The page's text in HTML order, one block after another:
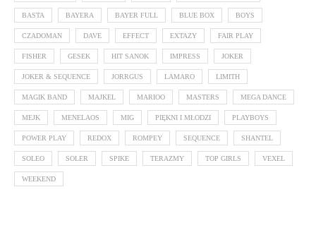
BASTA BAYERA BAYER FULL BLUE BOX BOYS
CZADOMAN DAVE EFFECT EXTAZY FAIR PLAY
FISHER GESEK HIT SANOK IMPRESS JOKER
JOKER & SEQUENCE JORRGUS LAMARO LIMITH
MAGIK BAND MAJKEL MARIOO MASTERS MEGA DANCE
MEJK MENELAOS MIG PIĘKNI I MŁODZI PLAYBOYS
POWER PLAY REDOX ROMPEY SEQUENCE SHANTEL
SOLEO SOLER SPIKE TERAZMY TOP GIRLS VEXEL
WEEKEND